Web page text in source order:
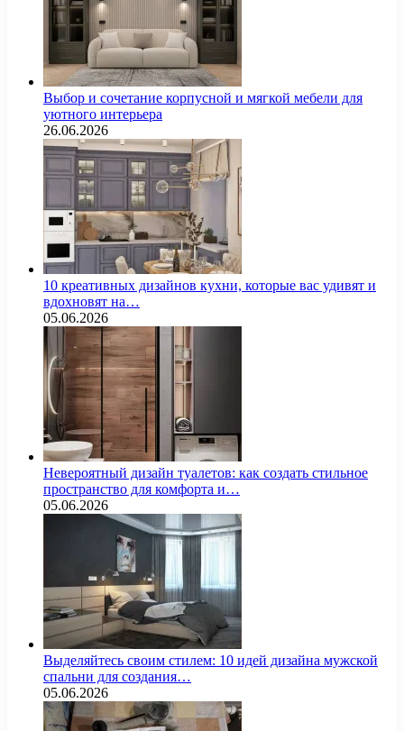
Выбор и сочетание корпусной и мягкой мебели для
уютного интерьера
26.06.2026
10 креативных дизайнов кухни, которые вас удивят и
вдохновят на…
05.06.2026
Невероятный дизайн туалетов: как создать стильное
пространство для комфорта и…
05.06.2026
Выделяйтесь своим стилем: 10 идей дизайна мужской
спальни для создания…
05.06.2026